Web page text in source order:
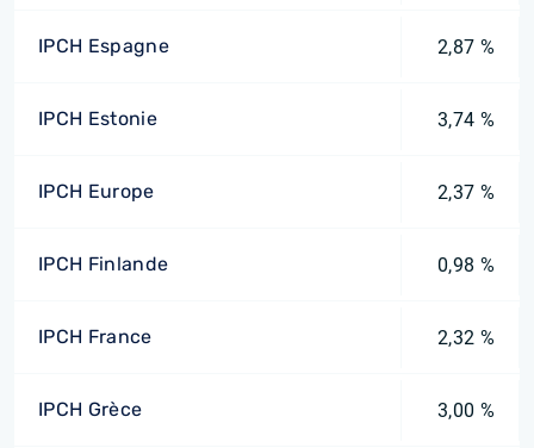
IPCH Espagne 2,87 %
IPCH Estonie 3,74 %
IPCH Europe 2,37 %
IPCH Finlande 0,98 %
IPCH France 2,32 %
IPCH Grèce 3,00 %